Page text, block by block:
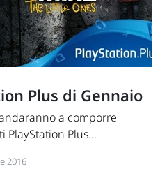
Plus di Gennaio
a comporre
Plus...
2016